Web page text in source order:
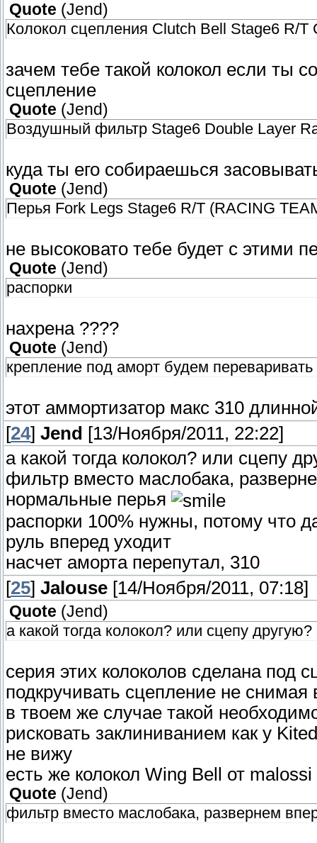
Quote (Jend)
Колокол сцепления Clutch Bell Stage6 R/T
зачем тебе такой колокол если ты
сцепление
Quote (Jend)
Воздушный фильтр Stage6 Double Layer
куда ты его собираешься
Quote (Jend)
Перья Fork Legs Stage6 R/T (RACING
не высоковато тебе будет с этими
Quote (Jend)
распорки
нахрена ????
Quote (Jend)
крепление под аморт будем
этот аммортизатор макс 310
[24] Jend [13/Ноября/2011, 22:22]
а какой тогда колокол? или сцепу
фильтр вместо маслобака,
нормальные перья
распорки 100% нужны, потому что
руль вперед уходит
насчет аморта перепутал, 310
[25] Jalouse [14/Ноября/2011, 07:18]
Quote (Jend)
а какой тогда колокол? или сцепу другую?
серия этих колоколов сделана
подкручивать сцепление не снимая
в твоем же случае такой
рисковать заклиниванием как у
не вижу
есть же колокол Wing Bell от
Quote (Jend)
фильтр вместо маслобака, развернем